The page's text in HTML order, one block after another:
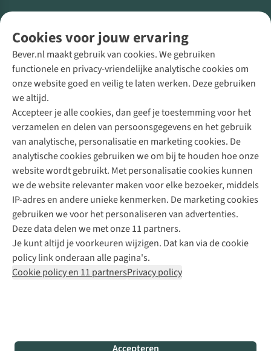
Cookies voor jouw ervaring
Bever.nl maakt gebruik van cookies. We gebruiken
functionele en privacy-vriendelijke analytische cookies om
onze website goed en veilig te laten werken. Deze gebruiken
we altijd.
Accepteer je alle cookies, dan geef je toestemming voor het
verzamelen en delen van persoonsgegevens en het gebruik
van analytische, personalisatie en marketing cookies. De
analytische cookies gebruiken we om bij te houden hoe onze
website wordt gebruikt. Met personalisatie cookies kunnen
we de website relevanter maken voor elke bezoeker, middels
IP-adres en andere unieke kenmerken. De marketing cookies
gebruiken we voor het personaliseren van advertenties.
Deze data delen we met onze 11 partners.
Je kunt altijd je voorkeuren wijzigen. Dat kan via de cookie
policy link onderaan alle pagina's.
Cookie policy en 11 partnersPrivacy policy
Direct advies van een Buitenexpert
+31 (0)85 888 50 88
+31 6 12 28 49 80
Contactformulier